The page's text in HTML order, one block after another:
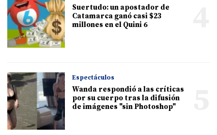
Suertudo: un apostador de
Catamarca ganó casi $23
millones en el Quini 6
Espectáculos
Wanda respondió a las críticas
por su cuerpo tras la difusión
de imágenes "sin Photoshop"